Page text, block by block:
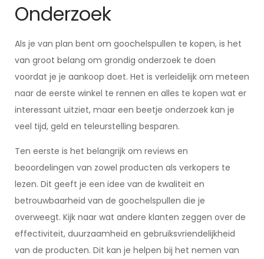
Onderzoek
Als je van plan bent om goochelspullen te kopen, is het
van groot belang om grondig onderzoek te doen
voordat je je aankoop doet. Het is verleidelijk om meteen
naar de eerste winkel te rennen en alles te kopen wat er
interessant uitziet, maar een beetje onderzoek kan je
veel tijd, geld en teleurstelling besparen.
Ten eerste is het belangrijk om reviews en
beoordelingen van zowel producten als verkopers te
lezen. Dit geeft je een idee van de kwaliteit en
betrouwbaarheid van de goochelspullen die je
overweegt. Kijk naar wat andere klanten zeggen over de
effectiviteit, duurzaamheid en gebruiksvriendelijkheid
van de producten. Dit kan je helpen bij het nemen van